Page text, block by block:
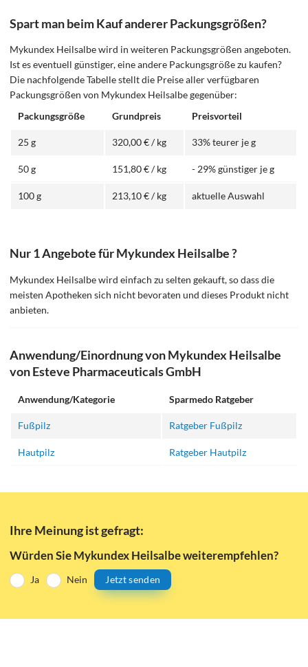
Spart man beim Kauf anderer Packungsgrößen?
Mykundex Heilsalbe wird in weiteren Packungsgrößen angeboten.
Ist es eventuell günstiger, eine andere Packungsgröße zu kaufen?
Die nachfolgende Tabelle stellt die Preise aller verfügbaren
Packungsgrößen von Mykundex Heilsalbe gegenüber:
Packungsgröße
Grundpreis Preisvorteil
25 g 320,00 € / kg 33% teurer je g
50 g 151,80 € / kg - 29% günstiger je g
100 g 213,10 € / kg aktuelle Auswahl
Nur 1 Angebote für Mykundex Heilsalbe ?
Mykundex Heilsalbe wird einfach zu selten gekauft, so dass die
meisten Apotheken sich nicht bevoraten und dieses Produkt nicht
anbieten.
Anwendung/Einordnung von Mykundex Heilsalbe
von Esteve Pharmaceuticals GmbH
Anwendung/Kategorie Sparmedo Ratgeber
Fußpilz Ratgeber Fußpilz
Hautpilz Ratgeber Hautpilz
Ihre Meinung ist gefragt:
Würden Sie Mykundex Heilsalbe weiterempfehlen?
Ja Nein Jetzt senden